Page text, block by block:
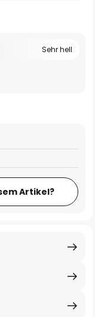
Sehr hell
Artikel?